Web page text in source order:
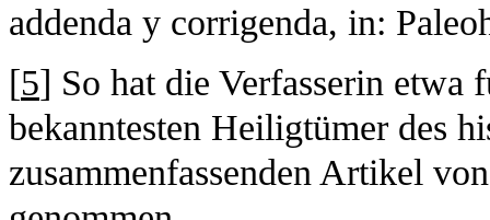
addenda y corrigenda, in:
[5] So hat die Verfasserin etwa
bekanntesten Heiligtümer des
zusammenfassenden Artikel